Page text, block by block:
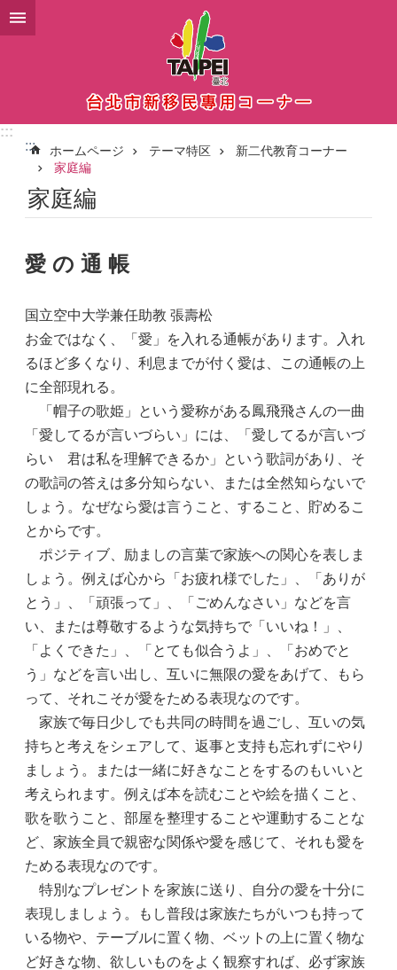
メインコンテンツブロックにスキップ
:::
:::
ホームページ テーマ特区
新二代教育コーナー
家庭編
家庭編
愛 の 通 帳
国立空中大学兼任助教 張壽松
お金ではなく、「愛」を入れる通帳があります。入れ
るほど多くなり、利息までが付く愛は、この通帳の上
に全部現れる。
「帽子の歌姫」という愛称がある鳳飛飛さんの一曲
「愛してるが言いづらい」には、「愛してるが言いづ
らい 君は私を理解できるか」という歌詞があり、そ
の歌詞の答えは多分知らない、または全然知らないで
しょう。なぜなら愛は言うこと、すること、貯めるこ
とからです。
ポジティブ、励ましの言葉で家族への関心を表しま
しょう。例えば心から「お疲れ様でした」、「ありが
とう」、「頑張って」、「ごめんなさい」などを言
い、または尊敬するような気持ちで「いいね！」、
「よくできた」、「とても似合うよ」、「おめでと
う」などを言い出し、互いに無限の愛をあげて、もら
って、それこそが愛をためる表現なのです。
家族で毎日少しでも共同の時間を過ごし、互いの気
持ちと考えをシェアして、返事と支持も忘れずにやり
ましょう。または一緒に好きなことをするのもいいと
考えられます。例えば本を読むことや絵を描くこと、
歌を歌うこと、部屋を整理することや運動することな
ど、家族全員で親密な関係や愛を感じて、それも愛を
ためる表現なのです。
特別なプレゼントを家族に送り、自分の愛を十分に
表現しましょう。もし普段は家族たちがいつも持って
いる物や、テーブルに置く物、ベットの上に置く物な
ど好きな物、欲しいものをよく観察すれば、必ず家族